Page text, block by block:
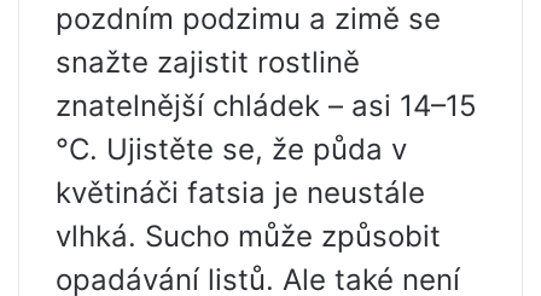
pozdním podzimu a zimě se
snažte zajistit rostlině
znatelnější chládek – asi 14–15
°C. Ujistěte se, že půda v
květináči fatsia je neustále
vlhká. Sucho může způsobit
opadávání listů. Ale také není